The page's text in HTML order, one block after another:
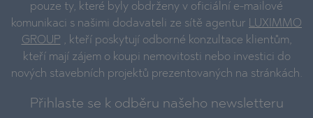
pouze ty, které byly obdrženy v oficiální e-mailové
komunikaci s našimi dodavateli ze sítě agentur LUXIMMO
GROUP , kteří poskytují odborné konzultace klientům,
kteří mají zájem o koupi nemovitosti nebo investici do
nových stavebních projektů prezentovaných na stránkách.
Přihlaste se k odběru našeho newsletteru